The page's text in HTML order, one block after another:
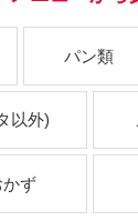
パン類
以外)
ず